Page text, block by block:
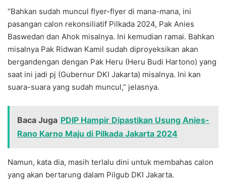
“Bahkan sudah muncul flyer-flyer di mana-mana, ini
pasangan calon rekonsiliatif Pilkada 2024, Pak Anies
Baswedan dan Ahok misalnya. Ini kemudian ramai. Bahkan
misalnya Pak Ridwan Kamil sudah diproyeksikan akan
bergandengan dengan Pak Heru (Heru Budi Hartono) yang
saat ini jadi pj (Gubernur DKI Jakarta) misalnya. Ini kan
suara-suara yang sudah muncul,” jelasnya.
Baca Juga PDIP Hampir Dipastikan Usung Anies-
Rano Karno Maju di Pilkada Jakarta 2024
Namun, kata dia, masih terlalu dini untuk membahas calon
yang akan bertarung dalam Pilgub DKI Jakarta.